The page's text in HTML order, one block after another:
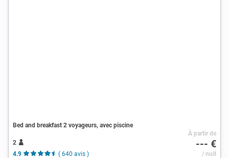
Bed and breakfast 2 voyageurs, avec piscine
2
4.9
( 640 avis )
À partir de
--- €
/ nuit